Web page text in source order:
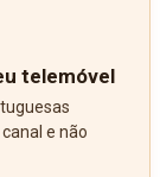
telemóvel
e não